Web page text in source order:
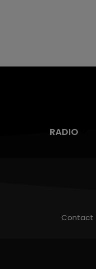
RADIO
Contact